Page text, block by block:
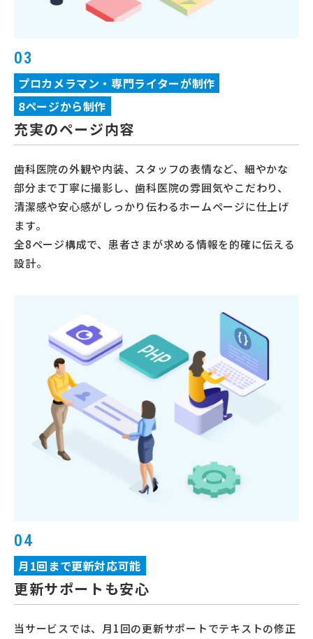
03
プロカメラマン・専門ライターが制作
8ページから制作
充実のページ内容
歯科医院の外観や内装、スタッフの表情など、細やかな
部分まで丁寧に撮影し、歯科医院の雰囲気やこだわり、
清潔感や安心感がしっかり伝わるホームページに仕上げ
ます。
全8ページ構成で、患者さまが求める情報を的確に伝える
設計。
04
月1回まで更新対応可能
更新サポートも安心
当サービスでは、月1回の更新サポートでテキストの修正